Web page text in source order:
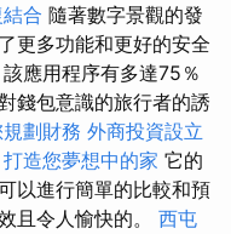
合 隨著數字景觀的發
更多功能和更好的安全
應用程序有多達75％
錢包意識的旅行者的誘
劃財務 外商投資設立
造您夢想中的家 它的
以進行簡單的比較和預
且令人愉快的。 西屯